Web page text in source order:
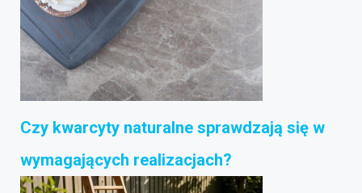
Czy kwarcyty naturalne sprawdzają się w
wymagających realizacjach?